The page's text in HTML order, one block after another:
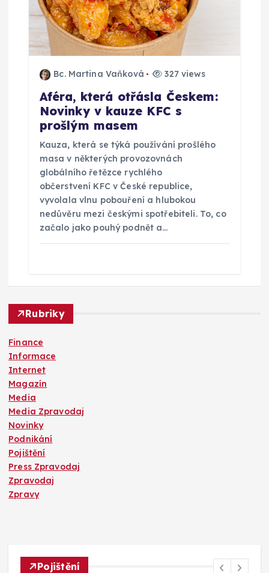
Bc. Martina Vaňková 327 views
Aféra, která otřásla Českem:
Novinky v kauze KFC s
prošlým masem
Kauza, která se týká používání prošlého
masa v některých provozovnách
globálního řetězce rychlého
občerstvení KFC v České republice,
vyvolala vlnu pobouření a hlubokou
nedůvěru mezi českými spotřebiteli. To, co
začalo jako pouhý podnět a…
Rubriky
Finance
Informace
Internet
Magazín
Media
Media Zpravodaj
Novinky
Podnikání
Pojištění
Press Zpravodaj
Zpravodaj
Zpravy
Pojištění